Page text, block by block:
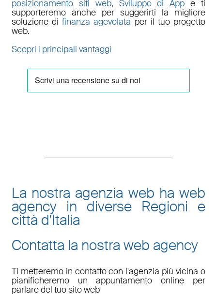
posizionamento siti web, Sviluppo di App e ti
supporteremo anche per suggerirti la migliore
soluzione difinanza agevolata per il tuo progetto
web.
Scopri i principali vantaggi
La nostra agenzia web ha web
agency in diverse Regioni e
città d'Italia
Contatta la nostra web agency
Ti metteremo in contatto con l'agenzia più vicina o
pianificheremo un appuntamento online per
parlare del tuo sito web